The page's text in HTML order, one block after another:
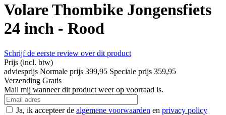
Volare Thombike Jongensfiets
24 inch - Rood
Schrijf de eerste review over dit product
Prijs (incl. btw)
adviesprijs Normale prijs 399,95 Speciale prijs 359,95
Verzending Gratis
Mail mij wanneer dit product weer op voorraad is.
Ja, ik accepteer de algemene voorwaarden en privacy policy